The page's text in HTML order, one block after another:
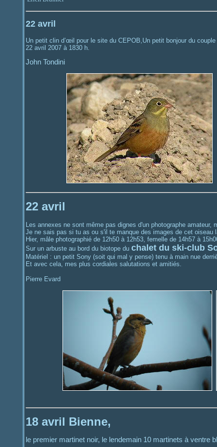
22 avril
Un petit clin d’œil pour le site du CEPOB,Un petit bonjour du
22 avril 2007 à 1830 h.
John Tondini
22 avril
Les annexes ne sont même pas dignes d'un photographe amateur,
Je ne sais pas si tu as ou s'il te manque des images de cet oiseau
Hier, mâle photographié de 12h50 à 12h53, femelle de 14h57 à
Sur un arbuste au bord du biotope du chalet du ski-club
Matériel : un petit Sony (soit qui mal y pense) tenu à main nue
Et avec cela, mes plus cordiales salutations et amitiés.
Pierre Evard
18 avril Bienne,
le premier martinet noir, le lendemain 10 martinets à ventre